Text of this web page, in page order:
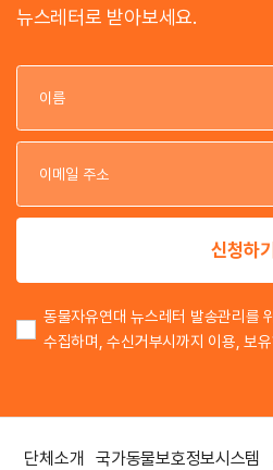
뉴스레터로 받아보세요.
신청하기
동물자유연대 뉴스레터 발송관리를
수집하며, 수신거부시까지 이용, 보
단체소개 국가동물보호정보시스템